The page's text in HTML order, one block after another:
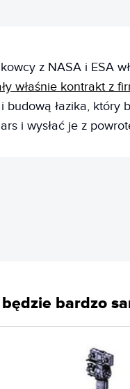
z NASA i ESA
właśnie kontrakt z
budową łazika,
i wysłać je z
bardzo